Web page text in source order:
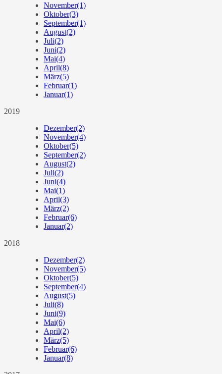
November(1)
Oktober(3)
September(1)
August(2)
Juli(2)
Juni(2)
Mai(4)
April(8)
März(5)
Februar(1)
Januar(1)
2019
Dezember(2)
November(4)
Oktober(5)
September(2)
August(2)
Juli(2)
Juni(4)
Mai(1)
April(3)
März(2)
Februar(6)
Januar(2)
2018
Dezember(2)
November(5)
Oktober(5)
September(4)
August(5)
Juli(8)
Juni(9)
Mai(6)
April(2)
März(5)
Februar(6)
Januar(8)